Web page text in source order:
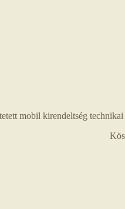
mobil kirendeltség